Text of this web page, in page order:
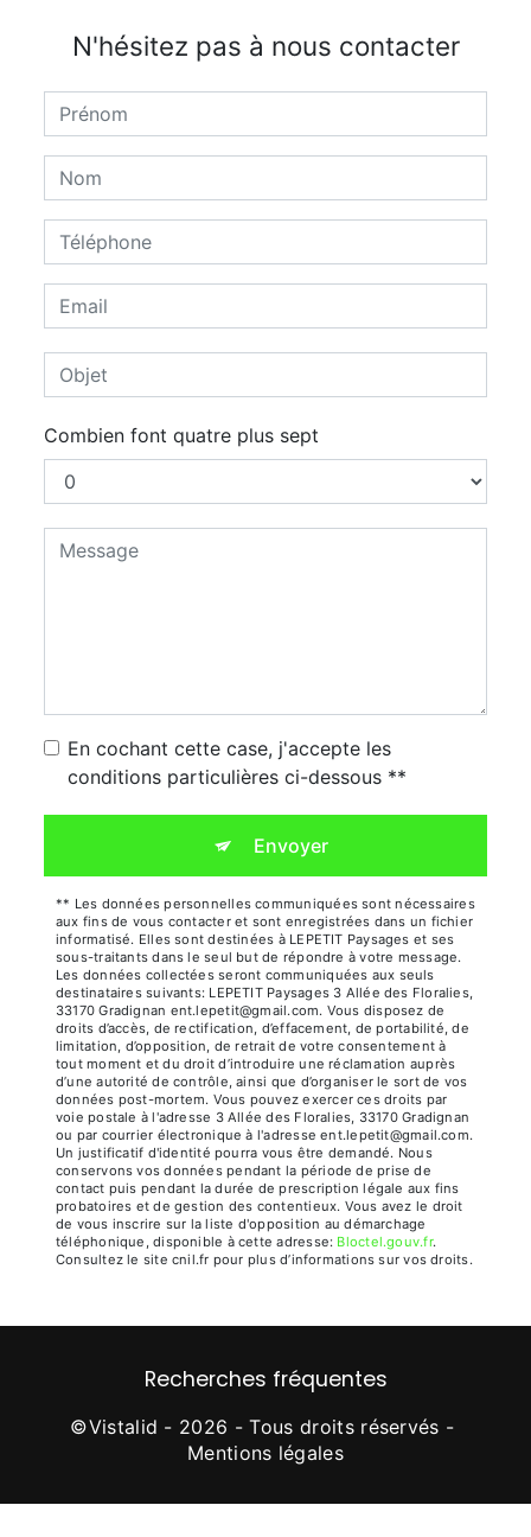
N'hésitez pas à nous contacter
Combien font quatre plus sept
En cochant cette case, j'accepte les
conditions particulières ci-dessous **
Envoyer
** Les données personnelles communiquées sont nécessaires
aux fins de vous contacter et sont enregistrées dans un fichier
informatisé. Elles sont destinées à LEPETIT Paysages et ses
sous-traitants dans le seul but de répondre à votre message.
Les données collectées seront communiquées aux seuls
destinataires suivants: LEPETIT Paysages 3 Allée des Floralies,
33170 Gradignan ent.lepetit@gmail.com. Vous disposez de
droits d’accès, de rectification, d’effacement, de portabilité, de
limitation, d’opposition, de retrait de votre consentement à
tout moment et du droit d’introduire une réclamation auprès
d’une autorité de contrôle, ainsi que d’organiser le sort de vos
données post-mortem. Vous pouvez exercer ces droits par
voie postale à l'adresse 3 Allée des Floralies, 33170 Gradignan
ou par courrier électronique à l'adresse ent.lepetit@gmail.com.
Un justificatif d'identité pourra vous être demandé. Nous
conservons vos données pendant la période de prise de
contact puis pendant la durée de prescription légale aux fins
probatoires et de gestion des contentieux. Vous avez le droit
de vous inscrire sur la liste d'opposition au démarchage
téléphonique, disponible à cette adresse:
Bloctel.gouv.fr.
Consultez le site cnil.fr pour plus d’informations sur vos droits.
Recherches fréquentes
©Vistalid - 2026 - Tous droits réservés -
Mentions légales